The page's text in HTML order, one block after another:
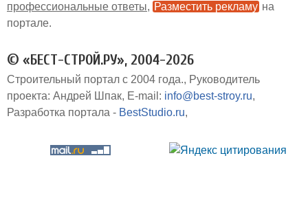
профессиональные ответы
Разместить рекламу на
портале
© «БЕСТ-СТРОЙ.РУ», 2004-2026
Строительный портал с 2004 года.
Руководитель
проекта: Андрей Шпак E-mail: info@best-stroy.ru
Разработка портала - BestStudio.ru